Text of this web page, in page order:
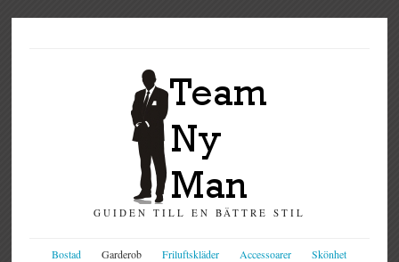
GUIDEN TILL EN BÄTTRE STIL
Bostad Garderob Friluftskläder Accessoarer
Skönhet